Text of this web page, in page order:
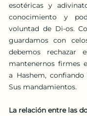
esotéricas y
conocimiento y
voluntad de Di-os.
guardamos con
debemos rechazar
mantenernos firmes
a Hashem,
Sus mandamientos.
La relación entre las